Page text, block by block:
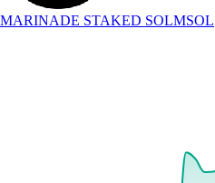
MARINADE STAKED SOLMSOL